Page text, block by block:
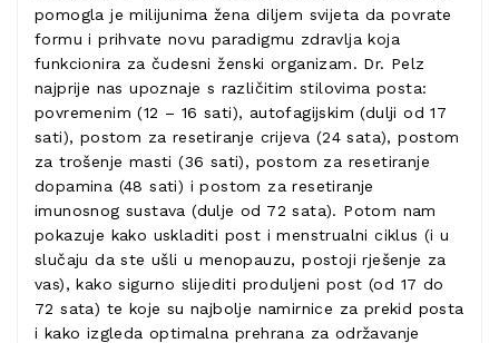
pomogla je milijunima žena diljem svijeta da povrate
formu i prihvate novu paradigmu zdravlja koja
funkcionira za čudesni ženski organizam. Dr. Pelz
najprije nas upoznaje s različitim stilovima posta:
povremenim (12 – 16 sati), autofagijskim (dulji od 17
sati), postom za resetiranje crijeva (24 sata), postom
za trošenje masti (36 sati), postom za resetiranje
dopamina (48 sati) i postom za resetiranje
imunosnog sustava (dulje od 72 sata). Potom nam
pokazuje kako uskladiti post i menstrualni ciklus (i u
slučaju da ste ušli u menopauzu, postoji rješenje za
vas), kako sigurno slijediti produljeni post (od 17 do
72 sata) te koje su najbolje namirnice za prekid posta
i kako izgleda optimalna prehrana za održavanje